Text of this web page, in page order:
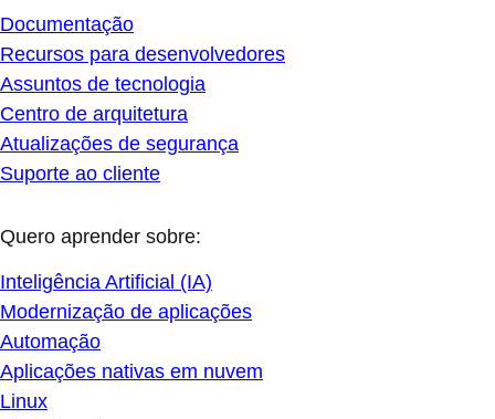
Documentação
Recursos para desenvolvedores
Assuntos de tecnologia
Centro de arquitetura
Atualizações de segurança
Suporte ao cliente
Quero aprender sobre:
Inteligência Artificial (IA)
Modernização de aplicações
Automação
Aplicações nativas em nuvem
Linux